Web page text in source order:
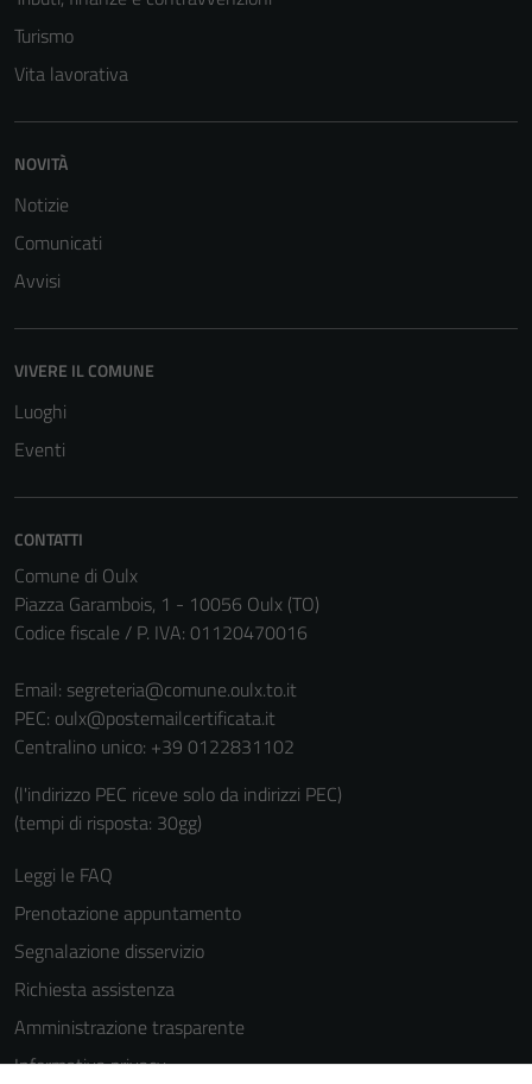
Turismo
Vita lavorativa
NOVITÀ
Notizie
Comunicati
Avvisi
VIVERE IL COMUNE
Luoghi
Eventi
CONTATTI
Comune di Oulx
Piazza Garambois, 1 - 10056 Oulx (TO)
Codice fiscale / P. IVA: 01120470016
Email: segreteria@comune.oulx.to.it
PEC: oulx@postemailcertificata.it
Centralino unico: +39 0122831102
(l'indirizzo PEC riceve solo da indirizzi PEC)
(tempi di risposta: 30gg)
Leggi le FAQ
Prenotazione appuntamento
Segnalazione disservizio
Richiesta assistenza
Amministrazione trasparente
Informativa privacy
per il
personali.